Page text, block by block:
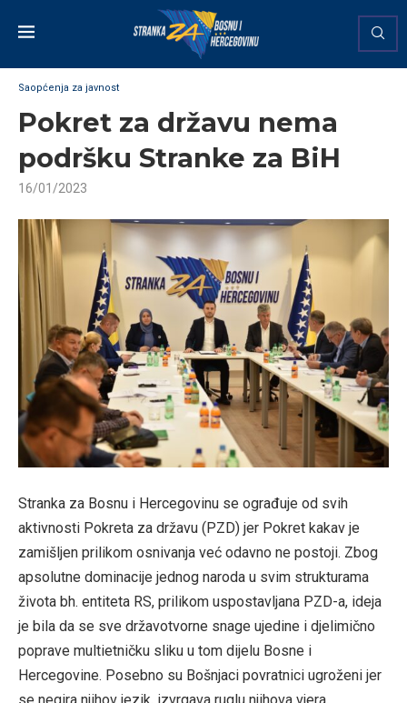
Saopćenja za javnost
Pokret za državu nema
podršku Stranke za BiH
16/01/2023
Stranka za Bosnu i Hercegovinu se ograđuje od svih
aktivnosti Pokreta za državu (PZD) jer Pokret kakav je
zamišljen prilikom osnivanja već odavno ne postoji. Zbog
apsolutne dominacije jednog naroda u svim strukturama
života bh. entiteta RS, prilikom uspostavljana PZD-a, ideja
je bila da se sve državotvorne snage ujedine i djelimično
poprave multietničku sliku u tom dijelu Bosne i
Hercegovine. Posebno su Bošnjaci povratnici ugroženi jer
se negira njihov jezik, izvrgava ruglu njihova vjera,